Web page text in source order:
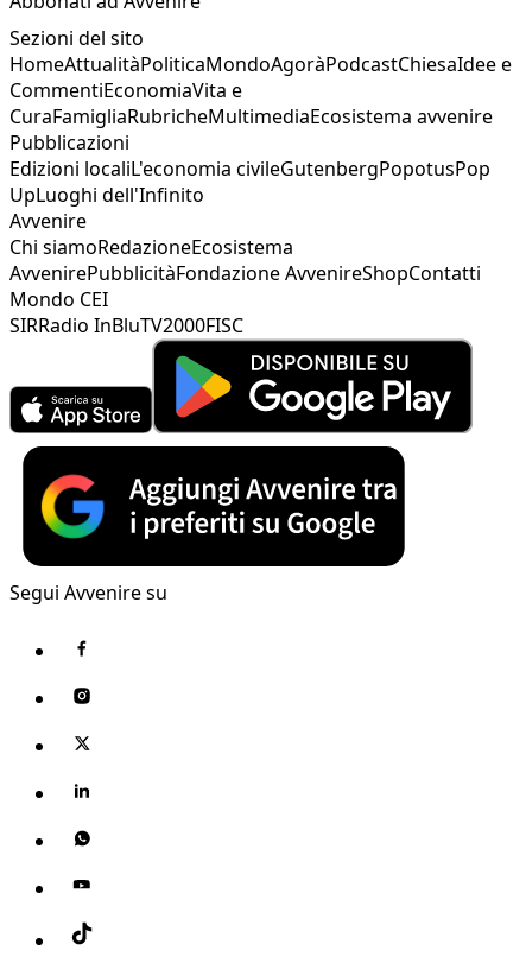
Sezioni del sito
HomeAttualitàPoliticaMondoAgoràPodcastChiesaIdee e
CommentiEconomiaVita e
CuraFamigliaRubricheMultimediaEcosistema avvenire
Pubblicazioni
Edizioni localiL'economia civileGutenbergPopotusPop
UpLuoghi dell'Infinito
Avvenire
Chi siamoRedazioneEcosistema
AvvenirePubblicitàFondazione AvvenireShopContatti
Mondo CEI
SIRRadio InBluTV2000FISC
Segui Avvenire su